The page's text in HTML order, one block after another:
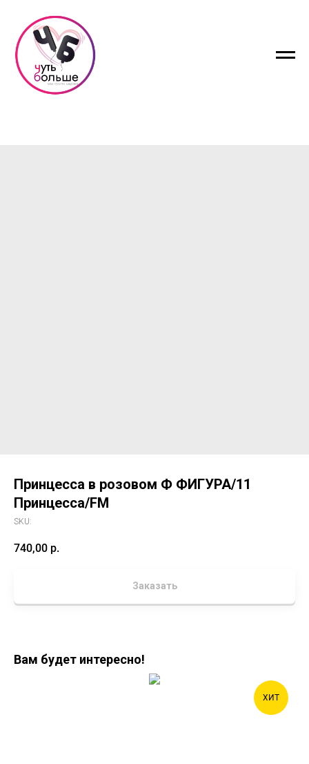
Принцесса в розовом Ф ФИГУРА/11
Принцесса/FM
SKU:
740,00 р.
Заказать
Вам будет интересно!
ХИТ